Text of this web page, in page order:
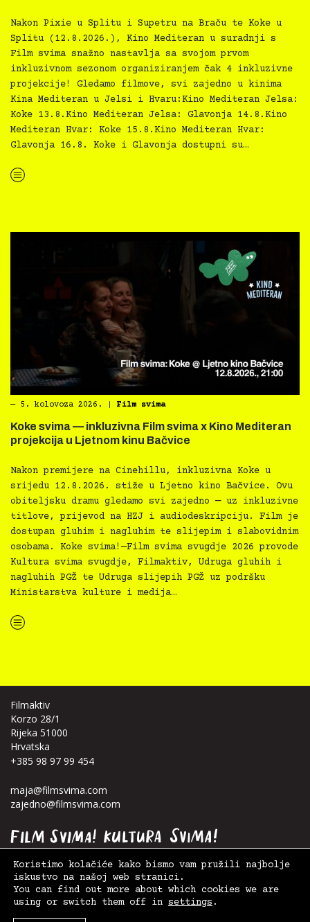
Nakon Pixie u Splitu i Supetru na Braču te Koke u
Splitu (12.8.2026.), Kino Mediteran u suradnji s
Film svima snažno nastavlja sa svojom prvom
inkluzivnom sezonom organiziranjem čak 4 inkluzivne
projekcije! Gledamo filmove, svi zajedno u kinima
Kina Mediteran u Jelsi i Hvaru:Kino Mediteran Jelsa:
Koke 13.8.Kino Mediteran Jelsa: Glavonja 14.8.Kino
Mediteran Hvar: Koke 15.8.Kino Mediteran Hvar:
Glavonja 16.8. Koke i Glavonja dostupni su…
“Kino Mediteran i Film svima nastavljaju inkluzivnu turneju na Hvaru”
― 5. kolovoza 2026. Film svima
Koke svima — inkluzivna Film svima x Kino Mediteran
projekcija u Ljetnom kinu Bačvice
Nakon premijere na Cinehillu, inkluzivna Koke u
srijedu 12.8.2026. stiže u Ljetno kino Bačvice. Ovu
obiteljsku dramu gledamo svi zajedno — uz inkluzivne
titlove, prijevod na HZJ i audiodeskripciju. Film je
dostupan gluhim i nagluhim te slijepim i slabovidnim
osobama. Koke svima!—Film svima svugdje 2026 provode
Kultura svima svugdje, Filmaktiv, Udruga gluhih i
nagluhih PGŽ te Udruga slijepih PGŽ uz podršku
Ministarstva kulture i medija…
“Koke svima — inkluzivna Film svima x Kino Mediteran projekcija u Ljetnom kinu Bačvice”
Filmaktiv
Korzo 28/1
Rijeka 51000
Hrvatska
+385 98 97 99 454
maja@filmsvima.com
zajedno@filmsvima.com
Koristimo kolačiće kako bismo vam pružili najbolje
iskustvo na našoj web stranici.
You can find out more about which cookies we are
using or switch them off in settings .